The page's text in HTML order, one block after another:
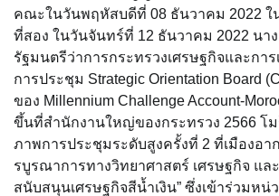
คณะในวันพฤหัสบดีที่ 08 ธันวาคม 2022 ใ
ที่สอง ในวันจันทร์ที่ 12 ธันวาคม 2022 นาง
รัฐมนตรีว่าการกระทรวงเศรษฐกิจและการ
การประชุม Strategic Orientation Board
ของ Millennium Challenge Account-
ขึ้นที่สำนักงานใหญ่ของกระทรวง 2566 โม
ภาพการประชุมระดับสูงครั้งที่ 2 ที่เมืองอา
รบูรณาการทางวิทยาศาสตร์ เศรษฐกิจ แล
สนับสนุนเศรษฐกิจสีน้ำเงิน” ซึ่งเข้าร่วมหน่